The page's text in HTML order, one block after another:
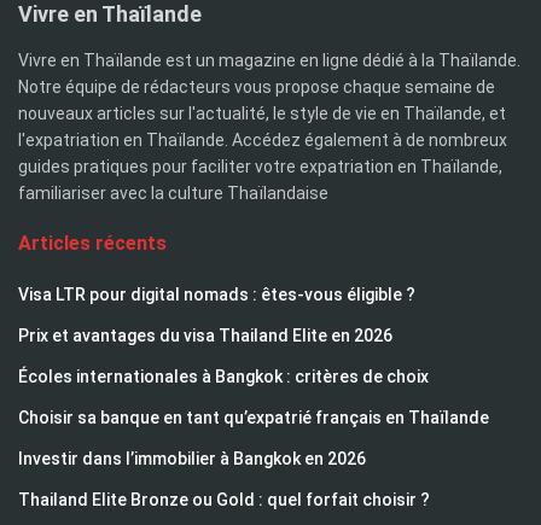
Vivre en Thaïlande
Vivre en Thaïlande est un magazine en ligne dédié à la Thaïlande.
Notre équipe de rédacteurs vous propose chaque semaine de
nouveaux articles sur l'actualité, le style de vie en Thaïlande, et
l'expatriation en Thaïlande. Accédez également à de nombreux
guides pratiques pour faciliter votre expatriation en Thaïlande,
familiariser avec la culture Thaïlandaise
Articles récents
Visa LTR pour digital nomads : êtes-vous éligible ?
Prix et avantages du visa Thailand Elite en 2026
Écoles internationales à Bangkok : critères de choix
Choisir sa banque en tant qu’expatrié français en Thaïlande
Investir dans l’immobilier à Bangkok en 2026
Thailand Elite Bronze ou Gold : quel forfait choisir ?